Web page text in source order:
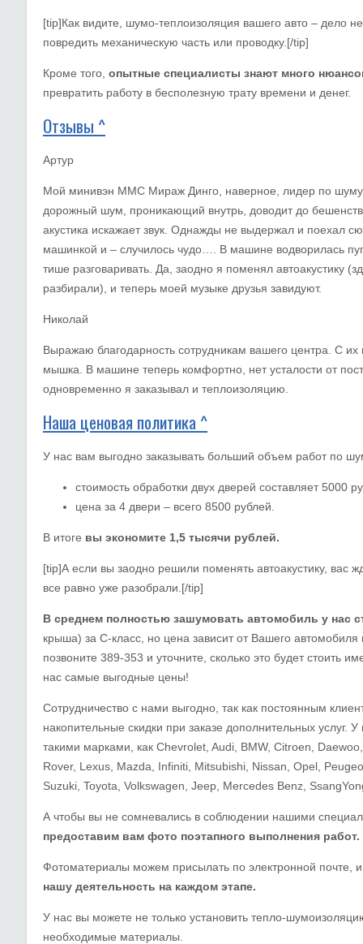
[tip]Как видите, шумо-теплоизоляция вашего авто – дело
повредить механическую часть или проводку.[/tip]
Кроме того, опытные специалисты знают много
превратить работу в бесполезную трату времени и денег.
Отзывы ^
Артур
Мой минивэн ММС Мираж Динго, наверное, лидер по
дорожный шум, проникающий внутрь, доводит до
акустика искажает звук. Однажды не выдержал и поехал
машинкой и – случилось чудо…. В машине водворилась
тише разговаривать. Да, заодно я поменял автоакустику
разбирали), и теперь моей музыке друзья завидуют.
Николай
Выражаю благодарность сотрудникам вашего центра. С
мышка. В машине теперь комфортно, нет усталости от
одновременно я заказывал и теплоизоляцию.
Наша ценовая политика ^
У нас вам выгодно заказывать больший объем работ по
стоимость обработки двух дверей составляет 5000
цена за 4 двери – всего 8500 рублей.
В итоге вы экономите 1,5 тысячи рублей.
[tip]А если вы заодно решили поменять автоакустику, вас
все равно уже разобрали.[/tip]
В среднем полностью зашумовать автомобиль у нас
крыша) за C-класс, но цена зависит от Вашего
позвоните 389-353 и уточните, сколько это будет стоить
нас самые выгодные цены!
Сотрудничество с нами выгодно, так как постоянным
накопительные скидки при заказе дополнительных
такими марками, как Chevrolet, Audi, BMW, Citroen,
Rover, Lexus, Mazda, Infiniti, Mitsubishi, Nissan, Opel,
Suzuki, Toyota, Volkswagen, Jeep, Mercedes Benz,
А чтобы вы не сомневались в соблюдении нашими
предоставим вам фото поэтапного выполнения работ.
Фотоматериалы можем присылать по электронной почте,
нашу деятельность на каждом этапе.
У нас вы можете не только установить тепло-
необходимые материалы.